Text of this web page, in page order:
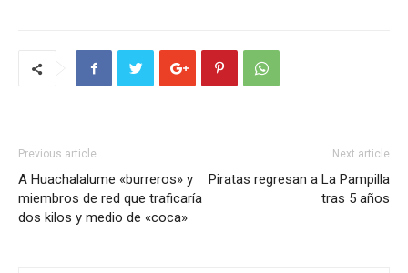
Previous article
A Huachalalume «burreros» y
miembros de red que traficaría
dos kilos y medio de «coca»
Next article
Piratas regresan a La Pampilla
tras 5 años